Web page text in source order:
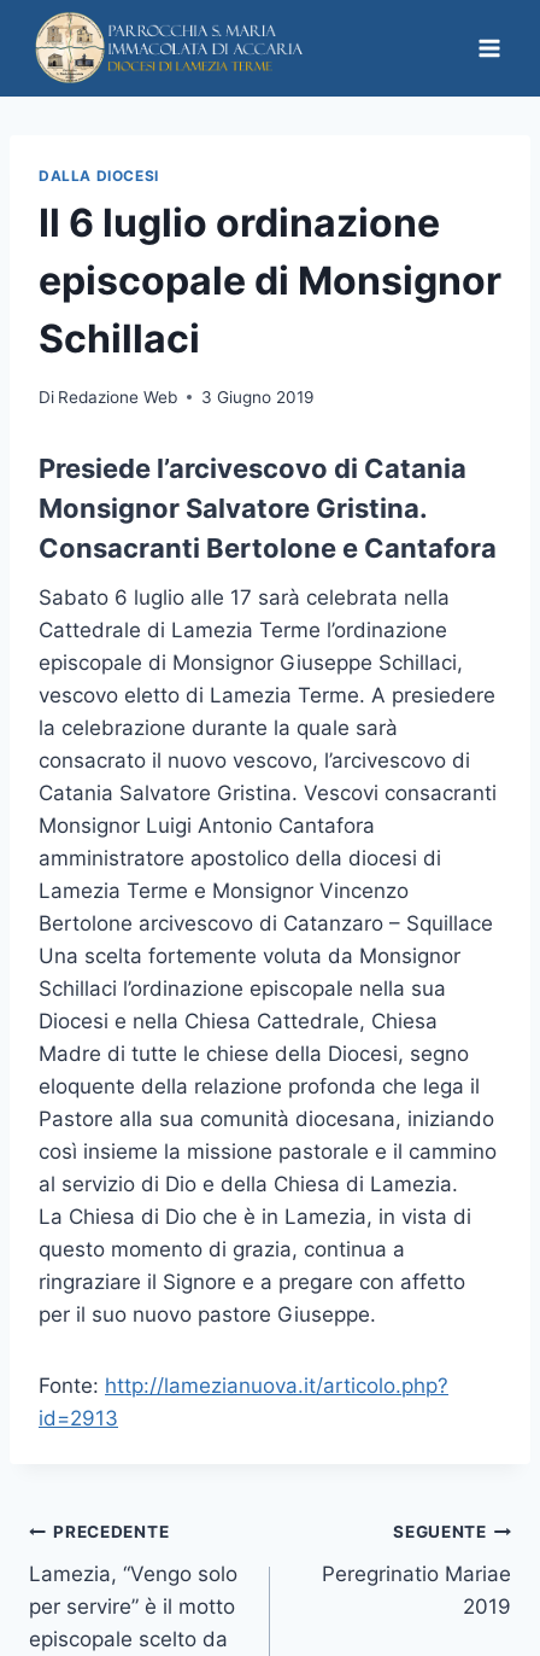
DALLA DIOCESI
Il 6 luglio ordinazione
episcopale di Monsignor
Schillaci
Di Redazione Web 3 Giugno 2019
Presiede l’arcivescovo di Catania
Monsignor Salvatore Gristina.
Consacranti Bertolone e Cantafora
Sabato 6 luglio alle 17 sarà celebrata nella
Cattedrale di Lamezia Terme l’ordinazione
episcopale di Monsignor Giuseppe Schillaci,
vescovo eletto di Lamezia Terme. A presiedere
la celebrazione durante la quale sarà
consacrato il nuovo vescovo, l’arcivescovo di
Catania Salvatore Gristina. Vescovi consacranti
Monsignor Luigi Antonio Cantafora
amministratore apostolico della diocesi di
Lamezia Terme e Monsignor Vincenzo
Bertolone arcivescovo di Catanzaro – Squillace
Una scelta fortemente voluta da Monsignor
Schillaci l’ordinazione episcopale nella sua
Diocesi e nella Chiesa Cattedrale, Chiesa
Madre di tutte le chiese della Diocesi, segno
eloquente della relazione profonda che lega il
Pastore alla sua comunità diocesana, iniziando
così insieme la missione pastorale e il cammino
al servizio di Dio e della Chiesa di Lamezia.
La Chiesa di Dio che è in Lamezia, in vista di
questo momento di grazia, continua a
ringraziare il Signore e a pregare con affetto
per il suo nuovo pastore Giuseppe.
Fonte: http://lamezianuova.it/articolo.php?
id=2913
PRECEDENTE
Lamezia, “Vengo solo
per servire” è il motto
episcopale scelto da
SEGUENTE
Peregrinatio Mariae
2019